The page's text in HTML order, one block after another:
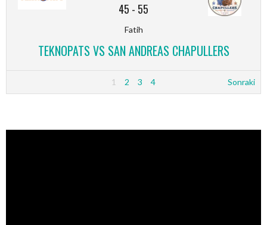
45 - 55
Fatih
TEKNOPATS VS SAN ANDREAS CHAPULLERS
1 2 3 4 Sonraki